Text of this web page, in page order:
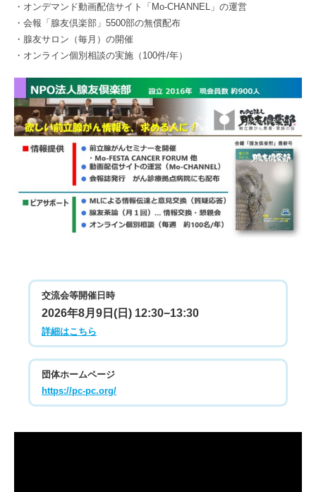
・オンデマンド動画配信サイト「Mo-CHANNEL」の運営
・会報「腺友倶楽部」5500部の無償配布
・腺友サロン（毎月）の開催
・オンライン個別相談の実施（100件/年）
交流会等開催日時
2026年8月9日(日) 12:30−13:30
詳細はこちら
団体ホームページ
https://pc-pc.org/